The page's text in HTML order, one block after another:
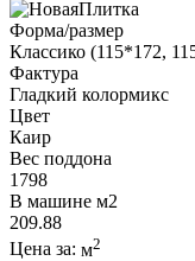
Форма/размер
Классико (115*172,
Фактура
Гладкий колормикс
Цвет
Каир
Вес поддона
1798
В машине м2
209.88
Цена за: м2